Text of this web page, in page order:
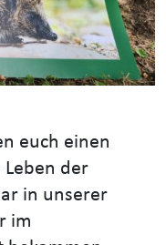
euch einen
der
in unserer
im